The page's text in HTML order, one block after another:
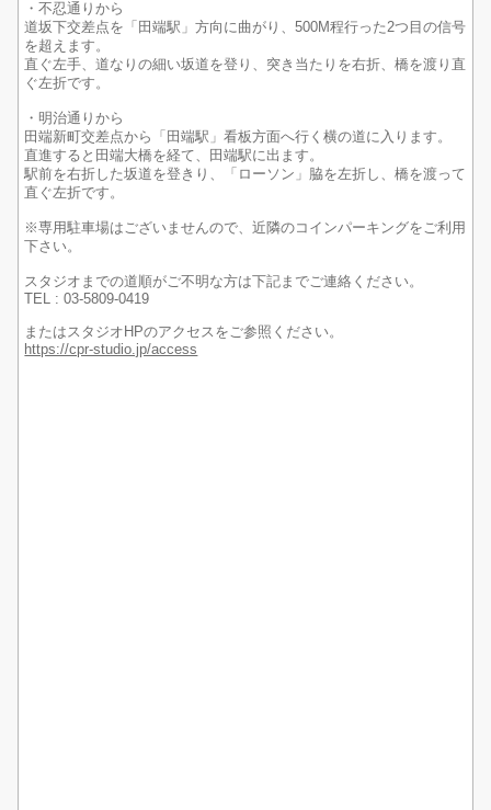
・不忍通りから
道坂下交差点を「田端駅」方向に曲がり、500M程行った2つ目の信号
を超えます。
直ぐ左手、道なりの細い坂道を登り、突き当たりを右折、橋を渡り直
ぐ左折です。
・明治通りから
田端新町交差点から「田端駅」看板方面へ行く横の道に入ります。
直進すると田端大橋を経て、田端駅に出ます。
駅前を右折した坂道を登きり、「ローソン」脇を左折し、橋を渡って
直ぐ左折です。
※専用駐車場はございませんので、近隣のコインパーキングをご利用
下さい。
スタジオまでの道順がご不明な方は下記までご連絡ください。
TEL : 03-5809-0419
またはスタジオHPのアクセスをご参照ください。
https://cpr-studio.jp/access